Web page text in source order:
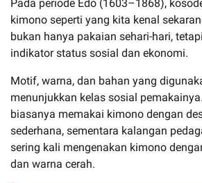
Pada periode Edo (1603–1868),
kimono seperti yang kita kenal
bukan hanya pakaian sehari-hari,
indikator status sosial dan ekonomi.
Motif, warna, dan bahan yang
menunjukkan kelas sosial
biasanya memakai kimono dengan
sederhana, sementara kalangan
sering kali mengenakan kimono
dan warna cerah.